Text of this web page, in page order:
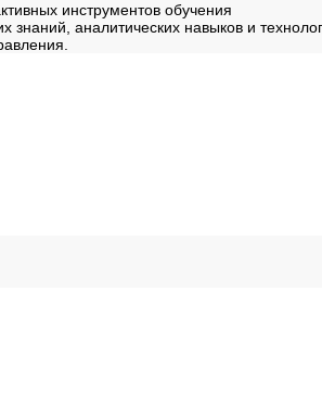
инструментов обучения
аналитических навыков и